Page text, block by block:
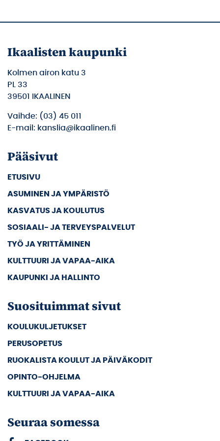
Ikaalisten kaupunki
Kolmen airon katu 3
PL 33
39501 IKAALINEN
Vaihde: (03) 45 011
E-mail: kanslia@ikaalinen.fi
Pääsivut
ETUSIVU
ASUMINEN JA YMPÄRISTÖ
KASVATUS JA KOULUTUS
SOSIAALI- JA TERVEYSPALVELUT
TYÖ JA YRITTÄMINEN
KULTTUURI JA VAPAA-AIKA
KAUPUNKI JA HALLINTO
Suosituimmat sivut
KOULUKULJETUKSET
PERUSOPETUS
RUOKALISTA KOULUT JA PÄIVÄKODIT
OPINTO-OHJELMA
KULTTUURI JA VAPAA-AIKA
Seuraa somessa